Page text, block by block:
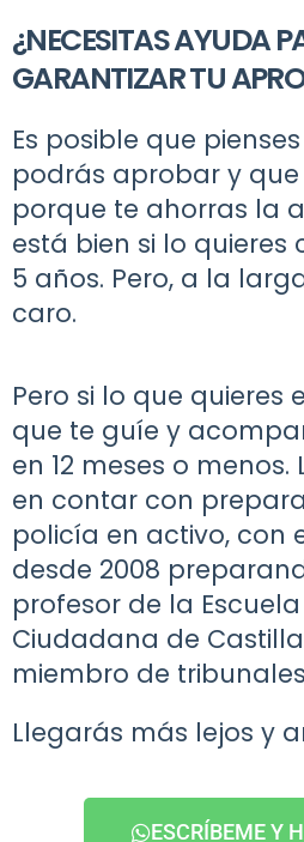
¿NECESITAS AYUDA
GARANTIZAR TU
Es posible que
podrás aprobar y
porque te ahorras la
está bien si lo quieres
5 años. Pero, a la
caro.
Pero si lo que quieres
que te guíe y
en 12 meses o
en contar con
policía en activo, con
desde 2008
profesor de la
Ciudadana de
miembro de
Llegarás más lejos y
ESCRÍBEME Y